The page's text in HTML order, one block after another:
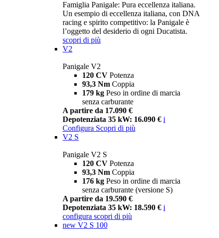
Famiglia Panigale: Pura eccellenza italiana.
Un esempio di eccellenza italiana, con DNA
racing e spirito competitivo: la Panigale è
l’oggetto del desiderio di ogni Ducatista.
scopri di più
V2
Panigale V2
120 CV Potenza
93,3 Nm Coppia
179 kg Peso in ordine di marcia
senza carburante
A partire da 17.090 €
Depotenziata 35 kW: 16.090 € i
Configura Scopri di più
V2 S
Panigale V2 S
120 CV Potenza
93,3 Nm Coppia
176 kg Peso in ordine di marcia
senza carburante (versione S)
A partire da 19.590 €
Depotenziata 35 kW: 18.590 € i
configura scopri di più
new V2 S 100